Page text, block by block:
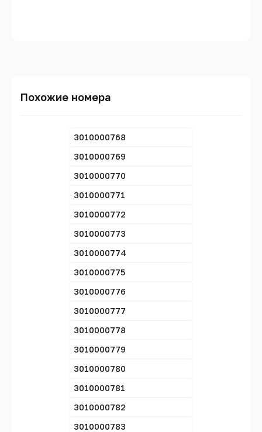
Похожие номера
3010000768
3010000769
3010000770
3010000771
3010000772
3010000773
3010000774
3010000775
3010000776
3010000777
3010000778
3010000779
3010000780
3010000781
3010000782
3010000783